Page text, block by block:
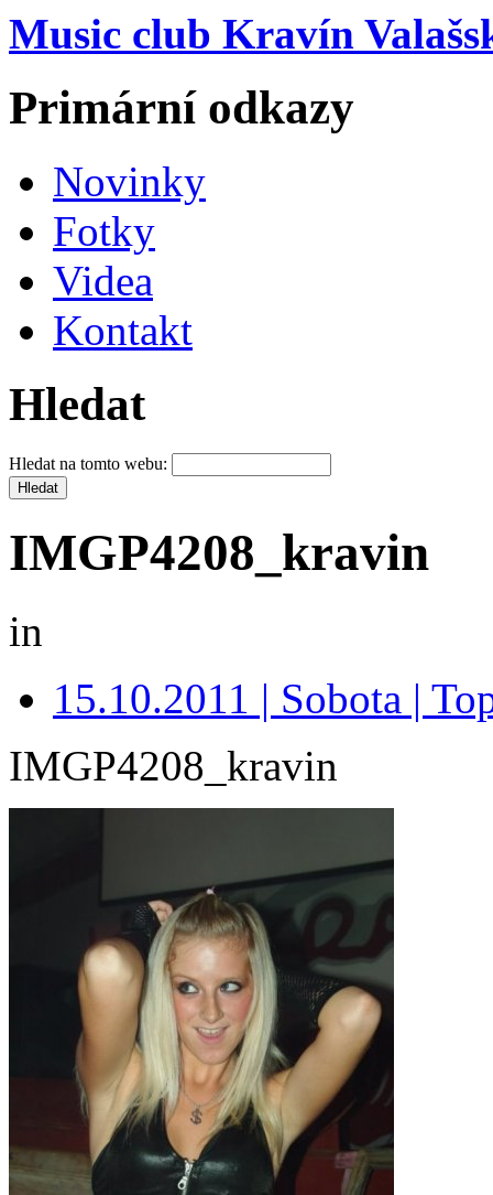
Music club Kravín
Primární odkazy
Novinky
Fotky
Videa
Kontakt
Hledat
Hledat na tomto webu:
IMGP4208_kravin
in
15.10.2011 | Sobota |
IMGP4208_kravin